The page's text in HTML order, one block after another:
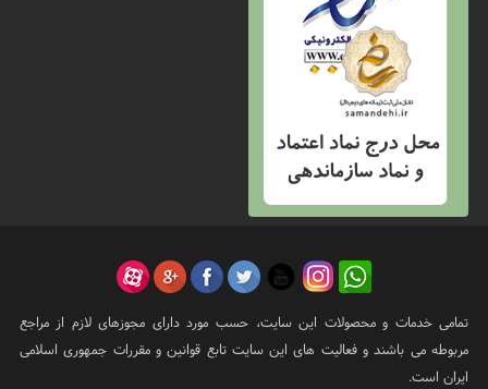
تمامی خدمات و محصولات این سایت، حسب مورد دارای مجوزهای لازم از مراجع
مربوطه می باشند و فعالیت های این سایت تابع قوانین و مقررات جمهوری اسلامی
ایران است.